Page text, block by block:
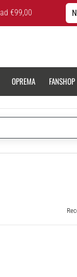
€99,00
OPREMA FANSHOP